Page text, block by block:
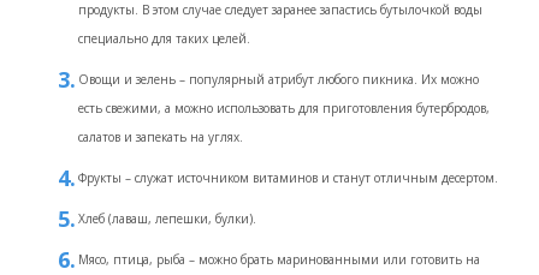
продукты. В этом случае следует заранее запастись бутылочкой воды
специально для таких целей.
Овощи и зелень – популярный атрибут любого пикника. Их можно
есть свежими, а можно использовать для приготовления бутербродов,
салатов и запекать на углях.
Фрукты – служат источником витаминов и станут отличным десертом.
Хлеб (лаваш, лепешки, булки).
Мясо, птица, рыба – можно брать маринованными или готовить на